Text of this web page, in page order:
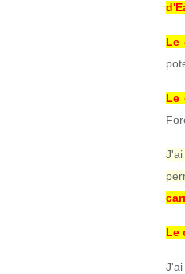
Le
Le
Le
J'ai